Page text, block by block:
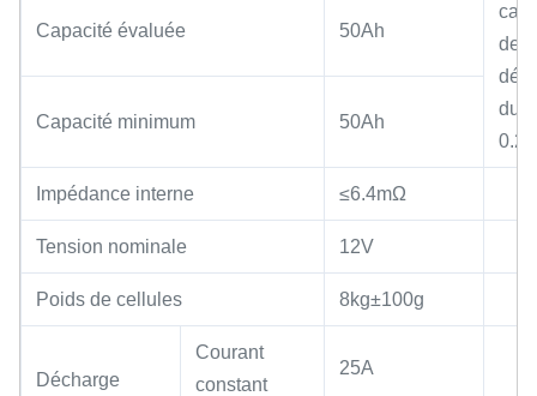
Capacité évaluée 50Ah
de
du
Capacité minimum 50Ah
Impédance interne ≤6.4mΩ
Tension nominale 12V
Poids de cellules 8kg±100g
Décharge
Courant
constant
25A